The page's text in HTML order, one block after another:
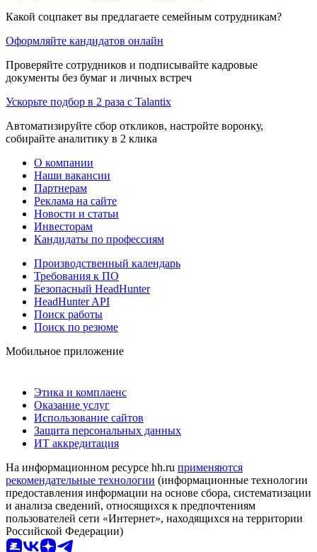
Какой соцпакет вы предлагаете семейным сотрудникам?
Оформляйте кандидатов онлайн
Проверяйте сотрудников и подписывайте кадровые
документы без бумаг и личных встреч
Ускорьте подбор в 2 раза с Talantix
Автоматизируйте сбор откликов, настройте воронку,
собирайте аналитику в 2 клика
О компании
Наши вакансии
Партнерам
Реклама на сайте
Новости и статьи
Инвесторам
Кандидаты по профессиям
Производственный календарь
Требования к ПО
Безопасный HeadHunter
HeadHunter API
Поиск работы
Поиск по резюме
Мобильное приложение
Этика и комплаенс
Оказание услуг
Использование сайтов
Защита персональных данных
ИТ аккредитация
На информационном ресурсе hh.ru применяются
рекомендательные технологии (информационные технологии
предоставления информации на основе сбора, систематизации
и анализа сведений, относящихся к предпочтениям
пользователей сети «Интернет», находящихся на территории
Российской Федерации)